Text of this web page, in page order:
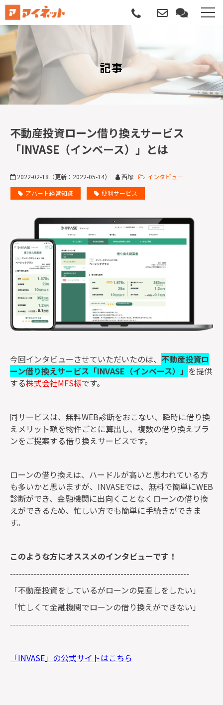
選ばれる理由
導入について
サポートについて
記事
資料請求
監修者一覧
記事
不動産投資ローン借り換えサービス
「INVASE（インベース）」とは
2022-02-18 （更新： 2022-05-14） 西塚
インタビュー
アパート経営知識
便利サービス
今回インタビューさせていただいたのは、 不動産投資ロ
ーン借り換えサービス「INVASE（インベース）」 を提供
する株式会社MFS様です。
同サービスは、無料WEB診断をおこない、瞬時に借り換
えメリット額を物件ごとに算出し、複数の借り換えプラ
ンをご提案する借り換えサービスです。
ローンの借り換えは、ハードルが高いと思われている方
も多いかと思いますが、INVASEでは、無料で簡単にWEB
診断ができ、金融機関に出向くことなくローンの借り換
えができるため、忙しい方でも簡単に手続きができま
す。
このような方にオススメのインタビューです！
------------------------------------------------------------
「不動産投資をしているがローンの見直しをしたい」
「忙しくて金融機関でローンの借り換えができない」
------------------------------------------------------------
「INVASE」の公式サイトはこちら